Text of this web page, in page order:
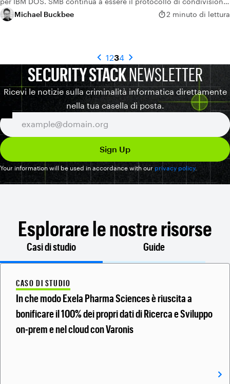
di file di rete standard de facto attualmente in uso.
Michael Buckbee 2 minuto di lettura
1234
SECURITY STACKNEWSLETTER
Ricevi le notizie sulla criminalità informatica direttamente
nella tua casella di posta.
Your information will be used in accordance with our privacy policy.
Esplorare le nostre risorse
Casi di studio Guide
CASO DI STUDIO
In che modo Exela Pharma Sciences è riuscita a
bonificare il 100% dei propri dati di Ricerca e Sviluppo
on-prem e nel cloud con Varonis